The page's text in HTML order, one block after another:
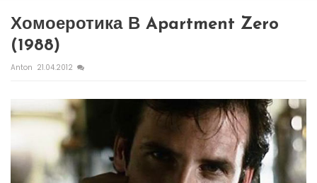
Хомоеротика В Apartment Zero
(1988)
Anton 21.04.2012